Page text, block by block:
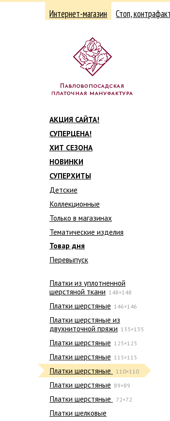
Интернет-магазин Стоп,
АКЦИЯ САЙТА!
СУПЕРЦЕНА!
ХИТ СЕЗОНА
НОВИНКИ
СУПЕРХИТЫ
Детские
Коллекционные
Только в магазинах
Тематические изделия
Товар дня
Перевыпуск
Платки из уплотненной
шерстяной ткани 148×148
Платки шерстяные 146×146
Платки шерстяные из
двухниточной пряжи 135×135
Платки шерстяные 125×125
Платки шерстяные 115×115
Платки шерстяные 110×110
Платки шерстяные 89×89
Платки шерстяные 72×72
Платки шелковые